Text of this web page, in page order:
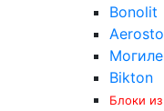
Bonolit
Bikton
Блоки